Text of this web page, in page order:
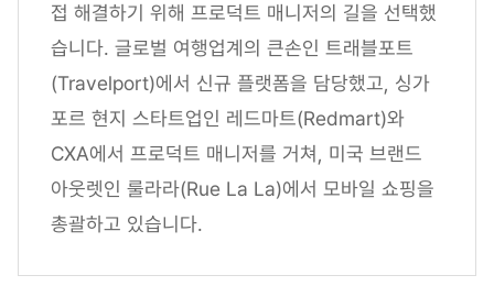
접 해결하기 위해 프로덕트 매니저의 길을 선택했
습니다. 글로벌 여행업계의 큰손인 트래블포트
(Travelport)에서 신규 플랫폼을 담당했고, 싱가
포르 현지 스타트업인 레드마트(Redmart)와
CXA에서 프로덕트 매니저를 거쳐, 미국 브랜드
아웃렛인 룰라라(Rue La La)에서 모바일 쇼핑을
총괄하고 있습니다.